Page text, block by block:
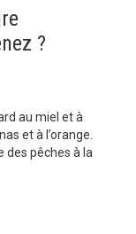
?
au miel et à
et à l’orange.
des pêches à la